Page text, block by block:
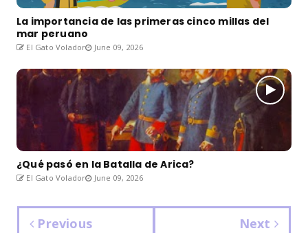
La importancia de las primeras cinco millas del
mar peruano
El Gato Volador June 09, 2026
¿Qué pasó en la Batalla de Arica?
El Gato Volador June 09, 2026
Previous Next